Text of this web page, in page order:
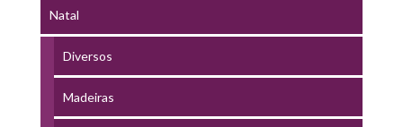
Natal
Diversos
Madeiras